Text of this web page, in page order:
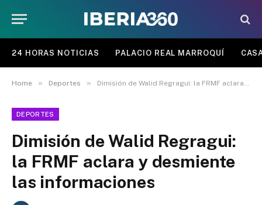
24 HORAS NOTICIAS PALACIO REAL MARROQUÍ
Home » Deportes » Dimisión de Walid Regragui: la FRMF aclara y desmiente las informaciones
DEPORTES
Dimisión de Walid Regragui:
la FRMF aclara y desmiente
las informaciones